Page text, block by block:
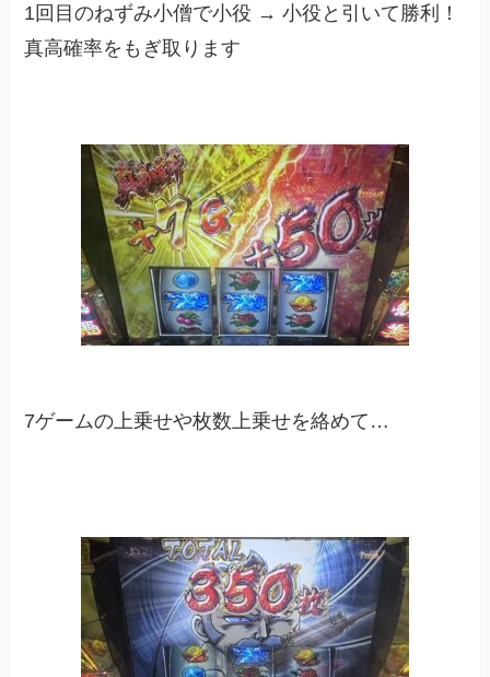
1回目のねずみ小僧で小役 → 小役と引いて勝利！
真高確率をもぎ取ります
7ゲームの上乗せや枚数上乗せを絡めて…